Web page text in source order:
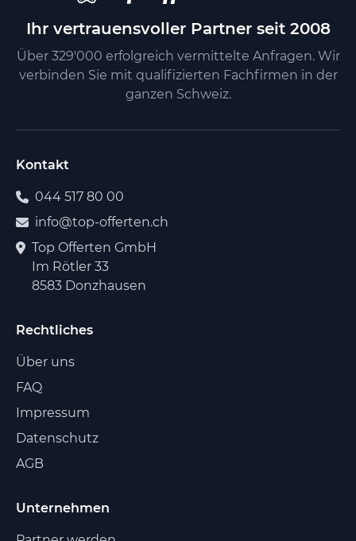
Ihr vertrauensvoller Partner seit 2008
Über 329'000 erfolgreich vermittelte Anfragen. Wir
verbinden Sie mit qualifizierten Fachfirmen in der
ganzen Schweiz.
Kontakt
044 517 80 00
info@top-offerten.ch
Top Offerten GmbH
Im Rötler 33
8583 Donzhausen
Rechtliches
Über uns
FAQ
Impressum
Datenschutz
AGB
Unternehmen